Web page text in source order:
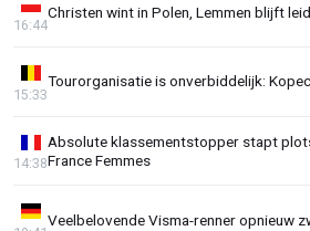
Christen wint in Polen, Lemmen blijft
16:44
Tourorganisatie is onverbiddelijk:
15:33
Absolute klassementstopper stapt
France Femmes
14:38
Veelbelovende Visma-renner opnieuw